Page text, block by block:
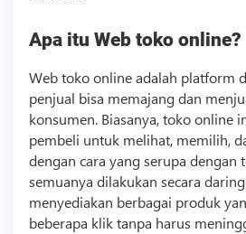
Apa itu Web toko online?
Web toko online adalah platform
penjual bisa memajang dan
konsumen. Biasanya, toko online
pembeli untuk melihat, memilih,
dengan cara yang serupa dengan
semuanya dilakukan secara
menyediakan berbagai produk
beberapa klik tanpa harus